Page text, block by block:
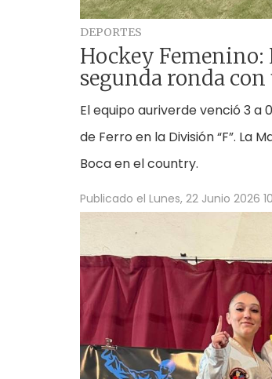
DEPORTES
Hockey Femenino:
segunda ronda
El equipo auriverde venció 3 a
de Ferro en la División “F”. La
Boca en el country.
Publicado el Lunes, 22 Junio 2026